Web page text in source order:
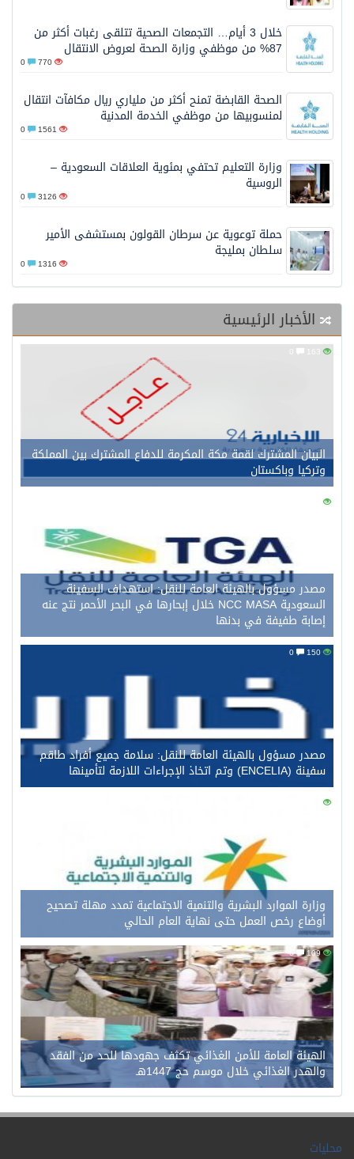
خلال 3 أيام… التجمعات الصحية تتلقى رغبات أكثر من
87% من موظفي وزارة الصحة لعروض الانتقال
770
الصحة القابضة تمنح أكثر من ملياري ريال مكافآت انتقال
لمنسوبيها من موظفي الخدمة المدنية
1561
وزارة التعليم تحتفي بمئوية العلاقات السعودية –
الروسية
3126
حملة توعوية عن سرطان القولون بمستشفى الأمير
سلطان بمليجة
1316
الأخبار الرئيسية
البيان المشترك لقمة مكة المكرمة للدفاع المشترك بين المملكة
وتركيا وباكستان
160
مصدر مسؤول بالهيئة العامة للنقل: استهداف السفينة
السعودية NCC MASA خلال إبحارها في البحر الأحمر نتج عنه
إصابة طفيفة في بدنها
مصدر مسؤول بالهيئة العامة للنقل: سلامة جميع أفراد طاقم
سفينة (ENCELIA) وتم اتخاذ الإجراءات اللازمة لتأمينها
128
وزارة الموارد البشرية والتنمية الاجتماعية تمدد مهلة تصحيح
أوضاع رخص العمل حتى نهاية العام الحالي
109
0
الهيئة العامة للأمن الغذائي تكثف جهودها للحد من الفقد
والهدر الغذائي خلال موسم حج 1447هـ
محليات